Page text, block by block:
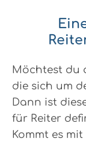
Möchtest du
die sich um
Dann ist
für Reiter
Kommt es